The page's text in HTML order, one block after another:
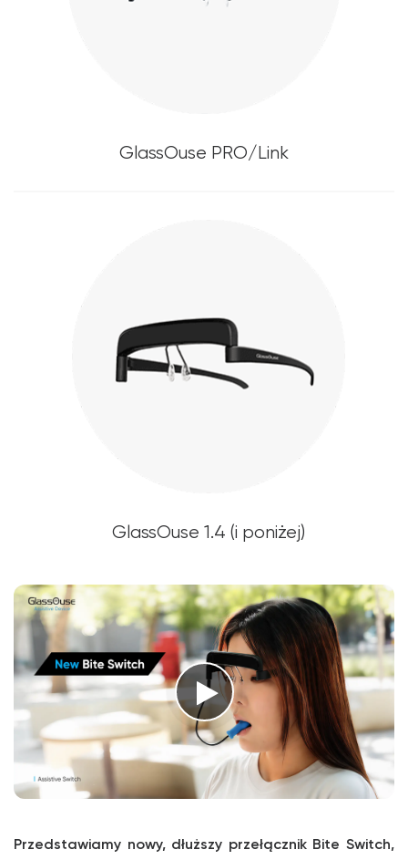
GlassOuse PRO/Link
GlassOuse 1.4 (i poniżej)
Przedstawiamy nowy, dłuższy przełącznik Bite Switch,